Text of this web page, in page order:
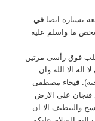
بسياره ايضافي
ما واسلم عليه
فوق رأسى مرتين
الا الله وان
فيحاء مصطفى
على الارض
والتنظيف الا ان